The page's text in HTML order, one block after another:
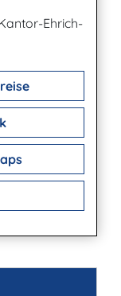
Ehrich-